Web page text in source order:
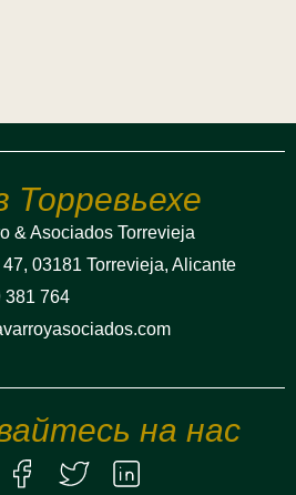
Торревьехе
& Asociados Torrevieja
03181 Torrevieja, Alicante
381 764
на нас